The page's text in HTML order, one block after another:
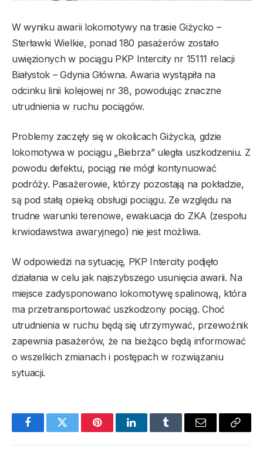
W wyniku awarii lokomotywy na trasie Giżycko –
Sterławki Wielkie, ponad 180 pasażerów zostało
uwięzionych w pociągu PKP Intercity nr 15111 relacji
Białystok – Gdynia Główna. Awaria wystąpiła na
odcinku linii kolejowej nr 38, powodując znaczne
utrudnienia w ruchu pociągów.
Problemy zaczęły się w okolicach Giżycka, gdzie
lokomotywa w pociągu „Biebrza” uległa uszkodzeniu. Z
powodu defektu, pociąg nie mógł kontynuować
podróży. Pasażerowie, którzy pozostają na pokładzie,
są pod stałą opieką obsługi pociągu. Ze względu na
trudne warunki terenowe, ewakuacja do ZKA (zespołu
krwiodawstwa awaryjnego) nie jest możliwa.
W odpowiedzi na sytuację, PKP Intercity podjęło
działania w celu jak najszybszego usunięcia awarii. Na
miejsce zadysponowano lokomotywę spalinową, która
ma przetransportować uszkodzony pociąg. Choć
utrudnienia w ruchu będą się utrzymywać, przewoźnik
zapewnia pasażerów, że na bieżąco będą informować
o wszelkich zmianach i postępach w rozwiązaniu
sytuacji.
FacebookTwitter PinterestLinkedInTumblr Email
Copy